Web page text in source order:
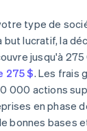
type de
but lucratif, la
jusqu'à
275 $. Les frais
000 actions
en phase
bonnes bases